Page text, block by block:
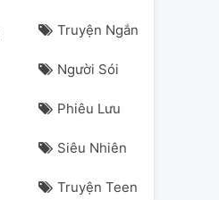
Truyện Ngắn
Người Sói
Phiêu Lưu
Siêu Nhiên
Truyện Teen